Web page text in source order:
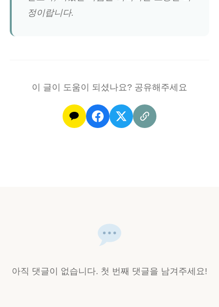
정이랍니다.
이 글이 도움이 되셨나요? 공유해주세요
아직 댓글이 없습니다. 첫 번째 댓글을 남겨주세요!